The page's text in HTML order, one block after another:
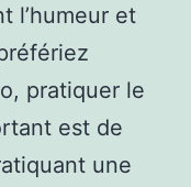
l’humeur et
pratiquer le
est de
une